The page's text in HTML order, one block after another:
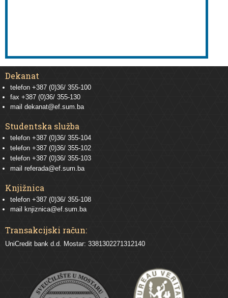
Dekanat
telefon +387 (0)36/ 355-100
fax +387 (0)36/ 355-130
mail dekanat@ef.sum.ba
Studentska služba
telefon +387 (0)36/ 355-104
telefon +387 (0)36/ 355-102
telefon +387 (0)36/ 355-103
mail referada@ef.sum.ba
Knjižnica
telefon +387 (0)36/ 355-108
mail
knjiznica@ef.sum.ba
Transakcijski račun:
UniCredit bank d.d. Mostar: 3381302271312140